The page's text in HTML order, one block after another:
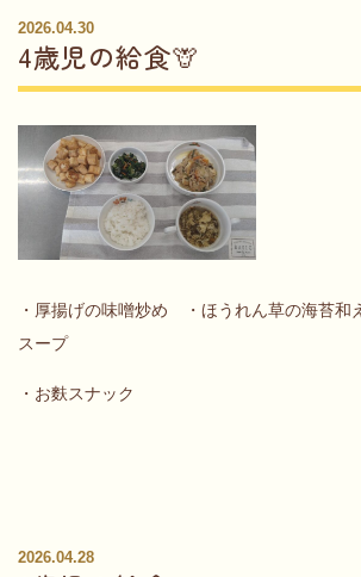
2026.04.30
4歳児の給食🦒
・厚揚げの味噌炒め ・ほうれん草の海苔
スープ
・お麩スナック
2026.04.28